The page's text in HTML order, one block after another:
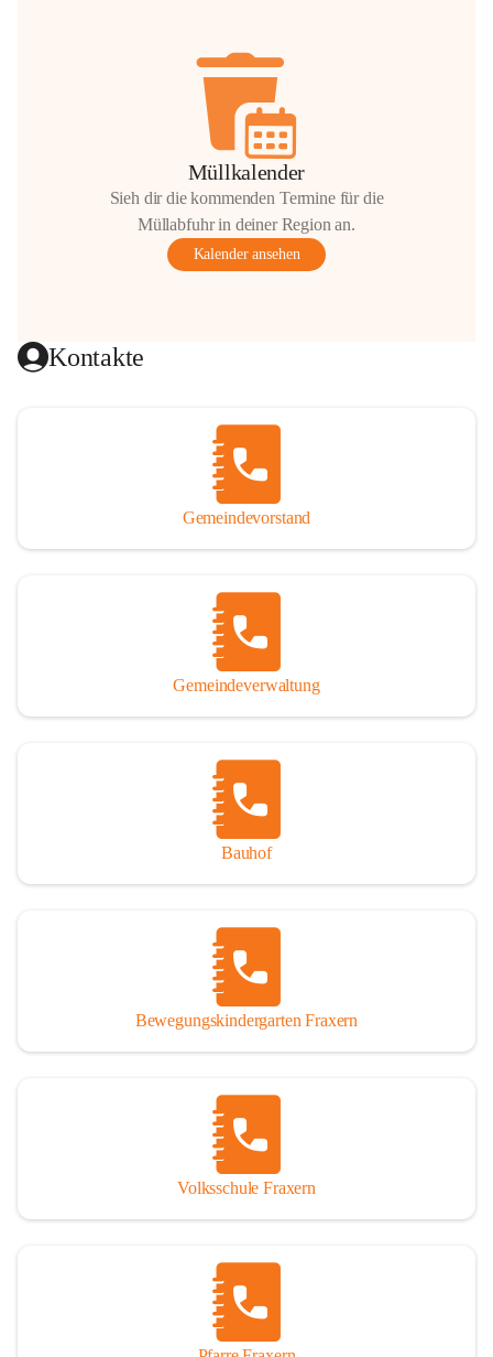
Müllkalender
Sieh dir die kommenden Termine für die
Müllabfuhr in deiner Region an.
Kalender ansehen
Kontakte
Gemeindevorstand
Gemeindeverwaltung
Bauhof
Bewegungskindergarten Fraxern
Volksschule Fraxern